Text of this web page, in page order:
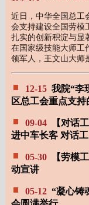
近日，中华全国总工
会支持建设全国劳模
扎实的创新积淀与显
在国家级技能大师工
领军人，王文山大
12-15我院“李
区总工会重点支
09-04【对话工
进中车长客 对话
05-30【劳模工
动宣讲
05-12“凝心铸